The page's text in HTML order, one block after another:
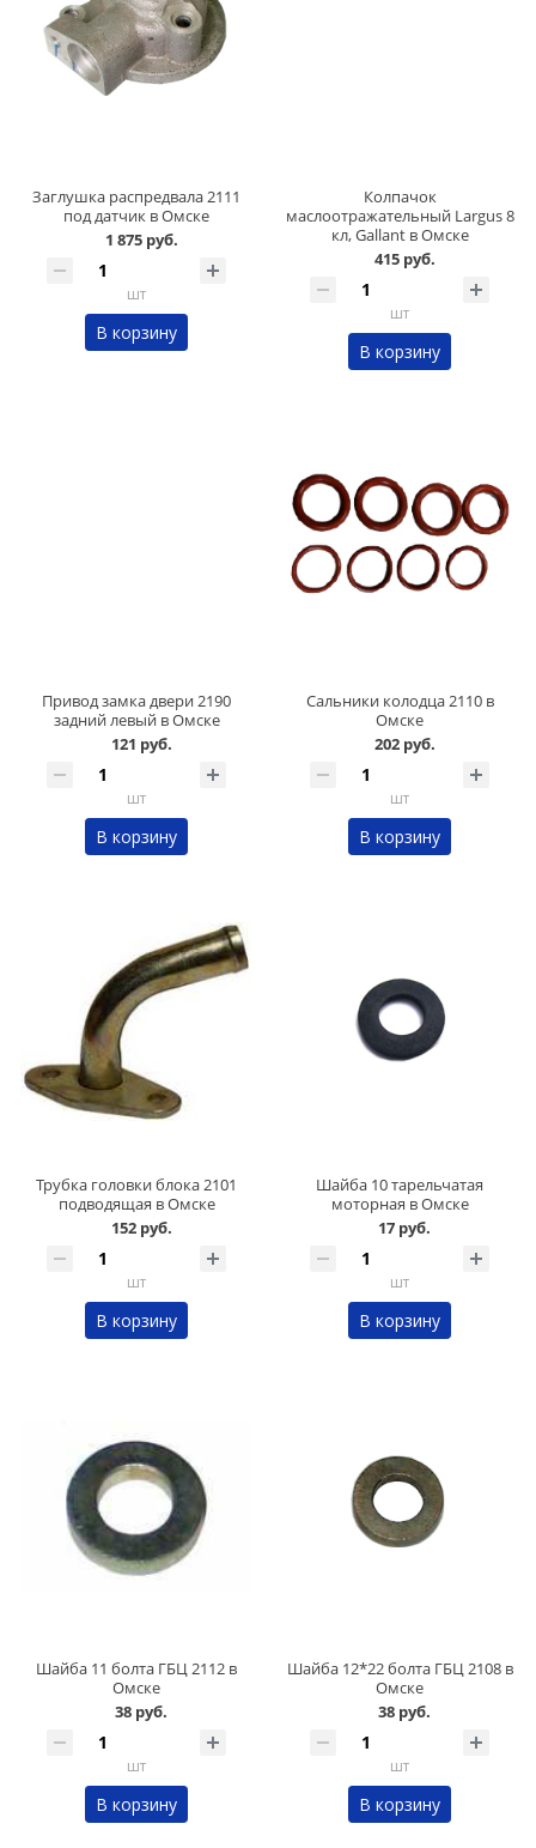
Заглушка распредвала 2111
под датчик в Омске
1 875 руб.
шт
В корзину
Колпачок
маслоотражательный Largus 8
кл, Gallant в Омске
415 руб.
шт
В корзину
Привод замка двери 2190
задний левый в Омске
121 руб.
шт
В корзину
Сальники колодца 2110 в
Омске
202 руб.
шт
В корзину
Трубка головки блока 2101
подводящая в Омске
152 руб.
шт
В корзину
Шайба 10 тарельчатая
моторная в Омске
17 руб.
шт
В корзину
Шайба 11 болта ГБЦ 2112 в
Омске
38 руб.
шт
В корзину
Шайба 12*22 болта ГБЦ 2108 в
Омске
38 руб.
шт
В корзину